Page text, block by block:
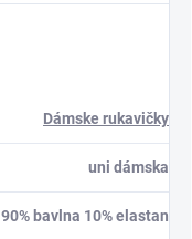
Dámske rukavičky
uni dámska
90% bavlna 10% elastan